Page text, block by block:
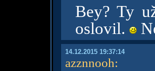
Bey? Ty
oslovil.
14.12.2015 19:37:14
azznnooh: